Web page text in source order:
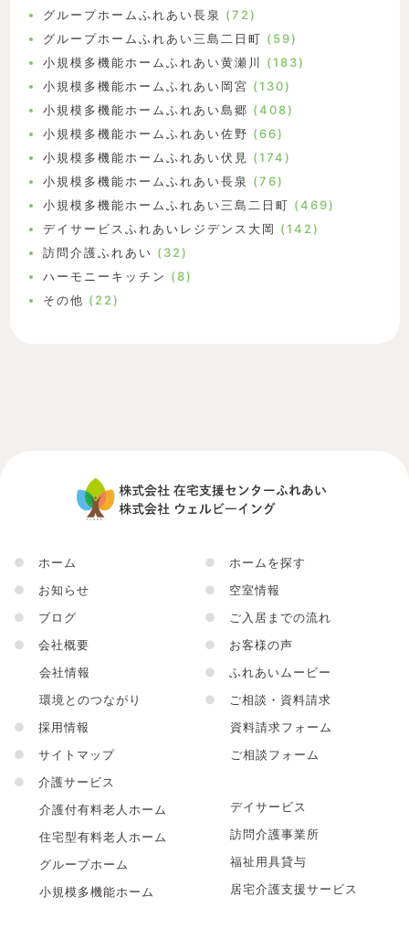
グループホームふれあい長泉 (72)
グループホームふれあい三島二日町 (59)
小規模多機能ホームふれあい黄瀬川
(183)
小規模多機能ホームふれあい岡宮 (130)
小規模多機能ホームふれあい島郷 (408)
小規模多機能ホームふれあい佐野 (66)
小規模多機能ホームふれあい伏見
(174)
小規模多機能ホームふれあい長泉 (76)
小規模多機能ホームふれあい三島二日町 (469)
デイサービスふれあいレジデンス大岡 (142)
訪問介護ふれあい (32)
ハーモニーキッチン (8)
その他 (22)
●
ホーム
●
お知らせ
●
ブログ
●
会社概要
会社情報
環境とのつながり
●
採用情報
●
サイトマップ
●
介護サービス
介護付有料老人ホーム
住宅型有料老人ホーム
グループホーム
小規模多機能ホーム
●
ホームを探す
●
空室情報
●
ご入居までの流れ
●
お客様の声
●
ふれあいムービー
●
ご相談・資料請求
資料請求フォーム
ご相談フォーム
デイサービス
訪問介護事業所
福祉用具貸与
居宅介護支援サービス